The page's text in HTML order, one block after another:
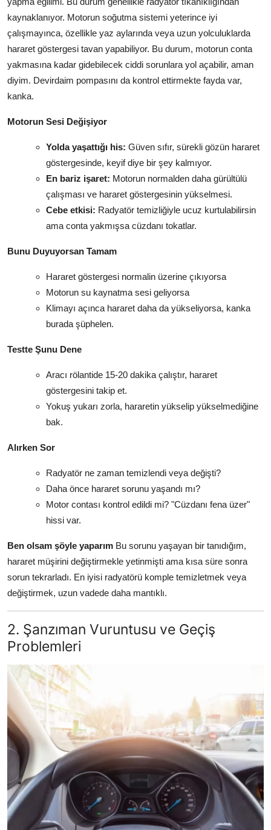
kaynaklanıyor. Motorun soğutma sistemi yeterince iyi
çalışmayınca, özellikle yaz aylarında veya uzun yolculuklarda
hararet göstergesi tavan yapabiliyor. Bu durum, motorun conta
yakmasına kadar gidebilecek ciddi sorunlara yol açabilir, aman
diyim. Devirdaim pompasını da kontrol ettirmekte fayda var,
kanka.
Motorun Sesi Değişiyor
Yolda yaşattığı his: Güven sıfır, sürekli gözün hararet
göstergesinde, keyif diye bir şey kalmıyor.
En bariz işaret: Motorun normalden daha gürültülü
çalışması ve hararet göstergesinin yükselmesi.
Cebe etkisi: Radyatör temizliğiyle ucuz kurtulabilirsin
ama conta yakmışsa cüzdanı tokatlar.
Bunu Duyuyorsan Tamam
Hararet göstergesi normalin üzerine çıkıyorsa
Motorun su kaynatma sesi geliyorsa
Klimayı açınca hararet daha da yükseliyorsa, kanka
burada şüphelen.
Testte Şunu Dene
Aracı rölantide 15-20 dakika çalıştır, hararet
göstergesini takip et.
Yokuş yukarı zorla, hararetin yükselip yükselmediğine
bak.
Alırken Sor
Radyatör ne zaman temizlendi veya değişti?
Daha önce hararet sorunu yaşandı mı?
Motor contası kontrol edildi mi? "Cüzdanı fena üzer"
hissi var.
Ben olsam şöyle yaparım Bu sorunu yaşayan bir tanıdığım,
hararet müşirini değiştirmekle yetinmişti ama kısa süre sonra
sorun tekrarladı. En iyisi radyatörü komple temizletmek veya
değiştirmek, uzun vadede daha mantıklı.
2. Şanzıman Vuruntusu ve Geçiş
Problemleri